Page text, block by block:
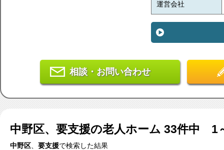
運営会社
相談・お問い合わせ
中野区、要支援の老人ホーム 33件中 1
中野区 要支援で検索した結果